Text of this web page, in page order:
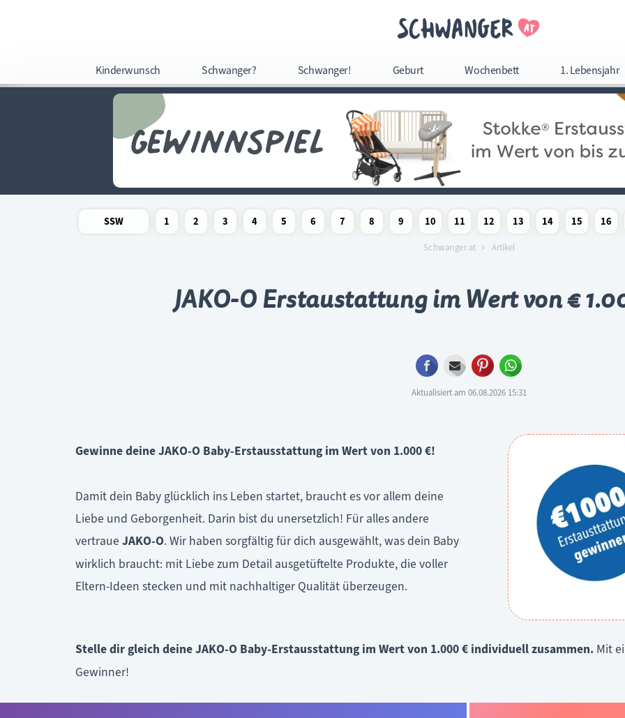
Kinderwunsch Schwanger? Schwanger! Geburt Wochenbett 1. Lebensjahr
überspringen
SSW
1
2
3
4
5
6
7
8
9
Schwangerschaftswoche
10
Schwangerschaftswoche
11
Schwangerschaftswoche
12
Schwangerschaftswoche
13
Schwangerschaftswoche
14
Schwangerschaftswoche
15
16
Schwanger.at Artikel
JAKO-O Erstaustattung im Wert von €
Facebook
E-mail Pinterest
Aktualisiert am 06.08.2026 15:31
Gewinne deine JAKO-O Baby-Erstausstattung im Wert von 1.000 €!
Damit dein Baby glücklich ins Leben startet, braucht es vor allem deine
Liebe und Geborgenheit. Darin bist du unersetzlich! Für alles andere
vertraue JAKO-O. Wir haben sorgfältig für dich ausgewählt, was dein Baby
wirklich braucht: mit Liebe zum Detail ausgetüftelte Produkte, die voller
Eltern-Ideen stecken und mit nachhaltiger Qualität überzeugen.
Stelle dir gleich deine JAKO-O Baby-Erstausstattung im Wert von 1.000 € individuell zusammen. Mit
Gewinner!